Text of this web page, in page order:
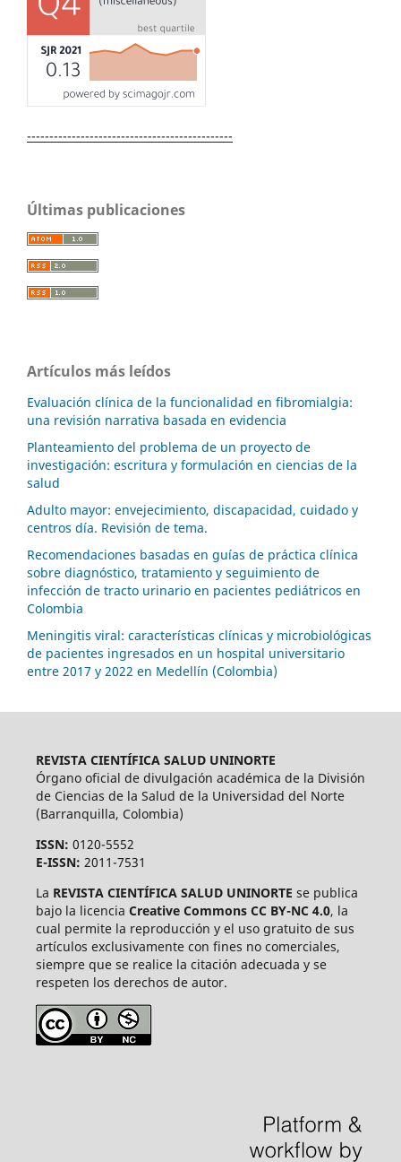
----------------------------------------------
Últimas publicaciones
Artículos más leídos
Evaluación clínica de la funcionalidad en fibromialgia:
una revisión narrativa basada en evidencia
Planteamiento del problema de un proyecto de
investigación: escritura y formulación en ciencias de la
salud
Adulto mayor: envejecimiento, discapacidad, cuidado y
centros día. Revisión de tema.
Recomendaciones basadas en guías de práctica clínica
sobre diagnóstico, tratamiento y seguimiento de
infección de tracto urinario en pacientes pediátricos en
Colombia
Meningitis viral: características clínicas y microbiológicas
de pacientes ingresados en un hospital universitario
entre 2017 y 2022 en Medellín (Colombia)
REVISTA CIENTÍFICA SALUD UNINORTE
Órgano oficial de divulgación académica de la División
de Ciencias de la Salud de la Universidad del Norte
(Barranquilla, Colombia)
ISSN: 0120-5552
E-ISSN: 2011-7531
La REVISTA CIENTÍFICA SALUD UNINORTE se publica
bajo la licencia Creative Commons CC BY-NC 4.0, la
cual permite la reproducción y el uso gratuito de sus
artículos exclusivamente con fines no comerciales,
siempre que se realice la citación adecuada y se
respeten los derechos de autor.